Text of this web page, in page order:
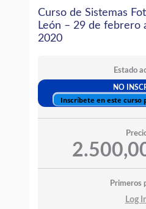
Curso de Sistemas
León – 29 de febrero
2020
Estado
NO
Inscríbete en este curso
Primeros
Log